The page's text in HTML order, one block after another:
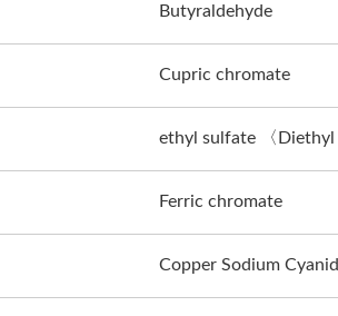
Butyraldehyde
Cupric chromate
ethyl sulfate 〈Diethyl
Ferric chromate
Copper Sodium